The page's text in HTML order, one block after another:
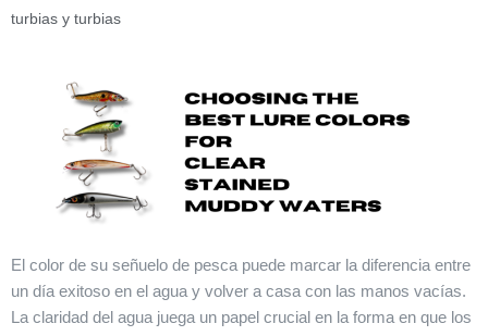
turbias y turbias
El color de su señuelo de pesca puede marcar la diferencia entre
un día exitoso en el agua y volver a casa con las manos vacías.
La claridad del agua juega un papel crucial en la forma en que los